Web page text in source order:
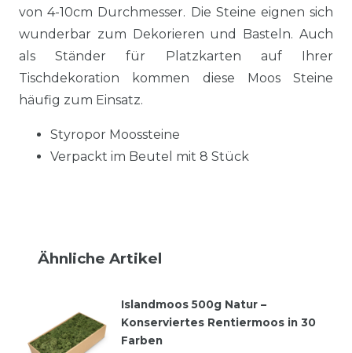
von 4-10cm Durchmesser. Die Steine eignen sich
wunderbar zum Dekorieren und Basteln. Auch
als Ständer für Platzkarten auf Ihrer
Tischdekoration kommen diese Moos Steine
häufig zum Einsatz.
Styropor Moossteine
Verpackt im Beutel mit 8 Stück
Ähnliche Artikel
Islandmoos 500g Natur –
Konserviertes Rentiermoos in 30
Farben